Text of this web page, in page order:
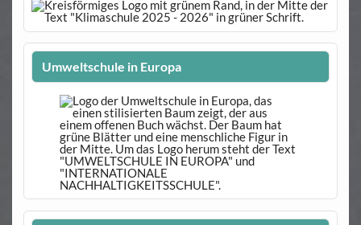
Umweltschule in Europa